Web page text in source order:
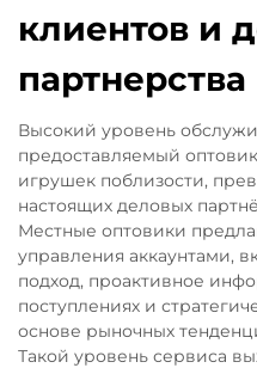
клиентов и
партнерства
Высокий уровень
предоставляемый
игрушек поблизости,
настоящих деловых
Местные оптовики
управления аккаунтами,
подход, проактивное
поступлениях и
основе рыночных
Такой уровень сервиса